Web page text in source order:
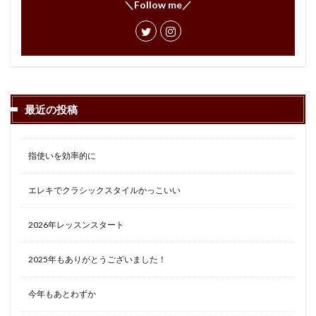
＼Follow me／
最近の投稿
指使いを効率的に
エレキでクラシックスタイルかっこいい
2026年レッスンスタート
2025年もありがとうございました！
今年もあとわずか